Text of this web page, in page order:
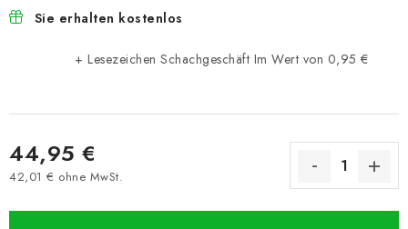
Sie erhalten kostenlos
+ Lesezeichen Schachgeschäft Im Wert von 0,95 €
44,95 €
42,01 € ohne MwSt.